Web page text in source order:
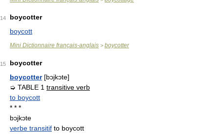
14
boycotter
boycott
Mini Dictionnaire français-anglais > boycotter
15
boycotter
boycotter[bɔjkɔte]
➭ TABLE 1 transitive verb
to boycott
* * *
bɔjkɔte
verbe transitif to boycott